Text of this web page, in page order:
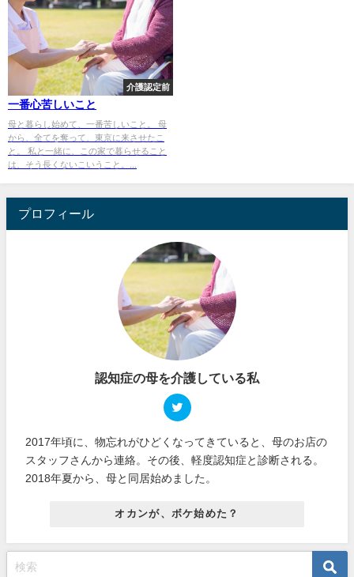
介護認定前
一番心苦しいこと
母と暮らし始めて、一番苦しいこと。 母
から、全てを奪って、東京に来させたこ
と。 私と一緒に、この家で暮らせること
は、そう長くないこいうこと。...
プロフィール
認知症の母を介護している私
2017年頃に、物忘れがひどくなってきていると、母のお店の
スタッフさんから連絡。その後、軽度認知症と診断される。
2018年夏から、母と同居始めました。
オカンが、ボケ始めた？